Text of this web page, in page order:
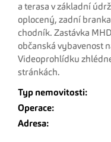
a terasa v základní
oplocený, zadní
chodník. Zastávka
občanská vybavenost
Videoprohlídku
stránkách.
Typ nemovitosti:
Operace:
Adresa: